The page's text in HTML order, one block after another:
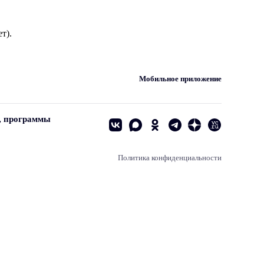
Мобильное приложение
программы
Политика конфиденциальности